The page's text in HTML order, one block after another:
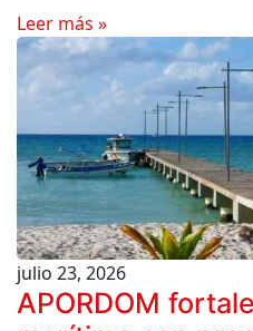
Leer más »
julio 23, 2026
APORDOM